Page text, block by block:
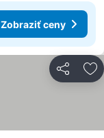
Zobraziť ceny
Zdieľať